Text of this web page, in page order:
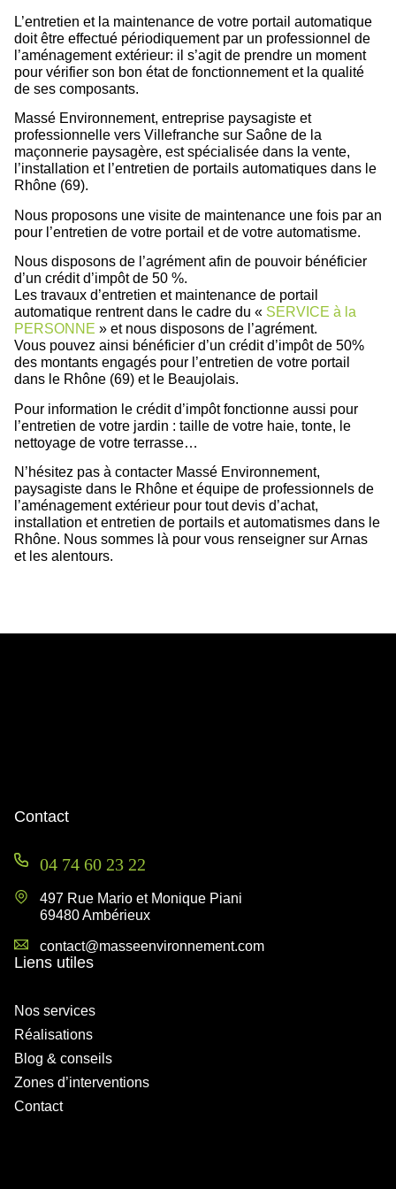
L’entretien et la maintenance de votre portail automatique
doit être effectué périodiquement par un professionnel de
l’aménagement extérieur: il s’agit de prendre un moment
pour vérifier son bon état de fonctionnement et la qualité
de ses composants.
Massé Environnement, entreprise paysagiste et
professionnelle vers Villefranche sur Saône de la
maçonnerie paysagère, est spécialisée dans la vente,
l’installation et l’entretien de portails automatiques dans le
Rhône (69).
Nous proposons une visite de maintenance une fois par an
pour l’entretien de votre portail et de votre automatisme.
Nous disposons de l’agrément afin de pouvoir bénéficier
d’un crédit d’impôt de 50 %.
Les travaux d’entretien et maintenance de portail
automatique rentrent dans le cadre du « SERVICE à la
PERSONNE » et nous disposons de l’agrément.
Vous pouvez ainsi bénéficier d’un crédit d’impôt de 50%
des montants engagés pour l’entretien de votre portail
dans le Rhône (69) et le Beaujolais.
Pour information le crédit d’impôt fonctionne aussi pour
l’entretien de votre jardin : taille de votre haie, tonte, le
nettoyage de votre terrasse…
N’hésitez pas à contacter Massé Environnement,
paysagiste dans le Rhône et équipe de professionnels de
l’aménagement extérieur pour tout devis d’achat,
installation et entretien de portails et automatismes dans le
Rhône. Nous sommes là pour vous renseigner sur Arnas
et les alentours.
Contact
04 74 60 23 22
497 Rue Mario et Monique Piani
69480 Ambérieux
contact@masseenvironnement.com
Liens utiles
Nos services
Réalisations
Blog & conseils
Zones d’interventions
Contact